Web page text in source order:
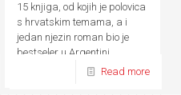
15 knjiga, od kojih je polovica
s hrvatskim temama, a i
jedan njezin roman bio je
bestseler u Argentini.
Read more